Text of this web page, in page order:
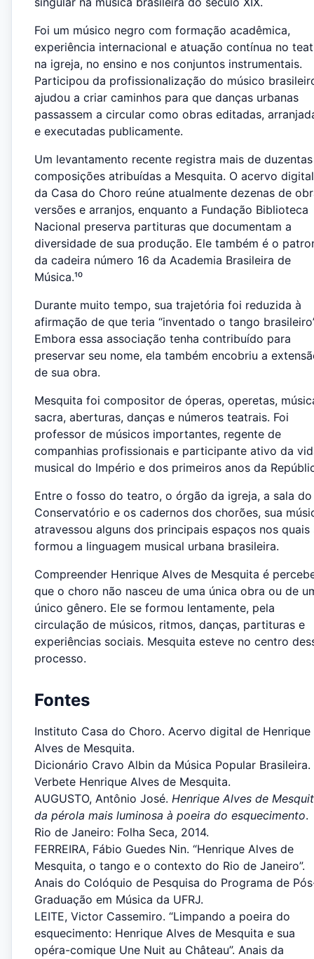
Foi um músico negro com formação acadêmica,
experiência internacional e atuação contínua no
na igreja, no ensino e nos conjuntos instrumentais.
Participou da profissionalização do músico
ajudou a criar caminhos para que danças urbanas
passassem a circular como obras editadas,
e executadas publicamente.
Um levantamento recente registra mais de duzentas
composições atribuídas a Mesquita. O acervo digital
da Casa do Choro reúne atualmente dezenas de
versões e arranjos, enquanto a Fundação Biblioteca
Nacional preserva partituras que documentam a
diversidade de sua produção. Ele também é o
da cadeira número 16 da Academia Brasileira de
Música.¹⁰
Durante muito tempo, sua trajetória foi reduzida à
afirmação de que teria “inventado o tango
Embora essa associação tenha contribuído para
preservar seu nome, ela também encobriu a
de sua obra.
Mesquita foi compositor de óperas, operetas,
sacra, aberturas, danças e números teatrais. Foi
professor de músicos importantes, regente de
companhias profissionais e participante ativo da
musical do Império e dos primeiros anos da
Entre o fosso do teatro, o órgão da igreja, a sala do
Conservatório e os cadernos dos chorões, sua
atravessou alguns dos principais espaços nos quais
formou a linguagem musical urbana brasileira.
Compreender Henrique Alves de Mesquita é
que o choro não nasceu de uma única obra ou de
único gênero. Ele se formou lentamente, pela
circulação de músicos, ritmos, danças, partituras e
experiências sociais. Mesquita esteve no centro
processo.
Fontes
Instituto Casa do Choro. Acervo digital de Henrique
Alves de Mesquita.
Dicionário Cravo Albin da Música Popular Brasileira.
Verbete Henrique Alves de Mesquita.
AUGUSTO, Antônio José. Henrique Alves de
da pérola mais luminosa à poeira do esquecimento.
Rio de Janeiro: Folha Seca, 2014.
FERREIRA, Fábio Guedes Nin. “Henrique Alves de
Mesquita, o tango e o contexto do Rio de Janeiro”.
Anais do Colóquio de Pesquisa do Programa de
Graduação em Música da UFRJ.
LEITE, Victor Cassemiro. “Limpando a poeira do
esquecimento: Henrique Alves de Mesquita e sua
opéra-comique Une Nuit au Château”. Anais da